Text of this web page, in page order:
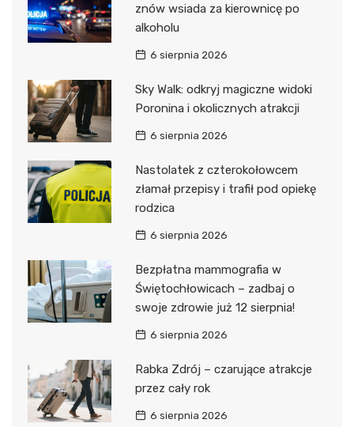
znów wsiada za kierownicę po
alkoholu
6 sierpnia 2026
Sky Walk: odkryj magiczne widoki
Poronina i okolicznych atrakcji
6 sierpnia 2026
Nastolatek z czterokołowcem
złamał przepisy i trafił pod opiekę
rodzica
6 sierpnia 2026
Bezpłatna mammografia w
Świętochłowicach – zadbaj o
swoje zdrowie już 12 sierpnia!
6 sierpnia 2026
Rabka Zdrój – czarujące atrakcje
przez cały rok
6 sierpnia 2026